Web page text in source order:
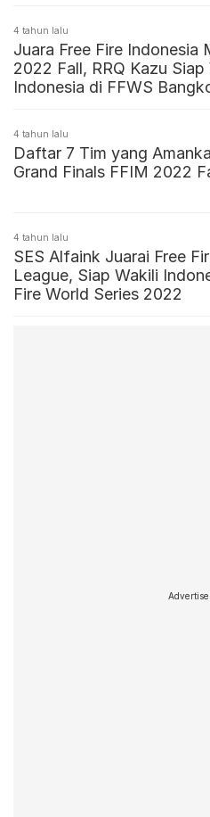
4 tahun lalu
Juara Free Fire Indonesia
2022 Fall, RRQ Kazu Siap
Indonesia di FFWS
4 tahun lalu
Daftar 7 Tim yang
Grand Finals FFIM 2022
4 tahun lalu
SES Alfaink Juarai Free
League, Siap Wakili
Fire World Series 2022